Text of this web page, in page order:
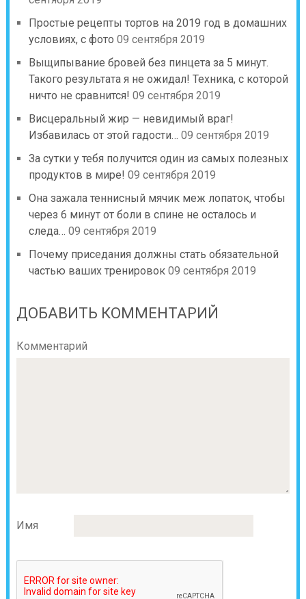
Простые рецепты тортов на 2019 год в домашних
условиях, с фото 09 сентября 2019
Выщипывание бровей без пинцета за 5 минут.
Такого результата я не ожидал! Техника, с которой
ничто не сравнится! 09 сентября 2019
Висцеральный жир — невидимый враг!
Избавилась от этой гадости… 09 сентября 2019
За сутки у тебя получится один из самых полезных
продуктов в мире! 09 сентября 2019
Она зажала теннисный мячик меж лопаток, чтобы
через 6 минут от боли в спине не осталось и
следа… 09 сентября 2019
Почему приседания должны стать обязательной
частью ваших тренировок 09 сентября 2019
ДОБАВИТЬ КОММЕНТАРИЙ
Комментарий
Имя